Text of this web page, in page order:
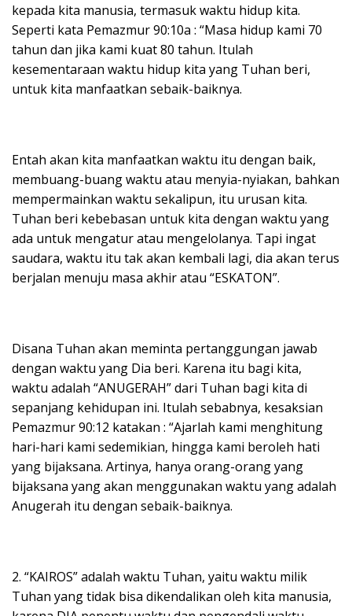
kepada kita manusia, termasuk waktu hidup kita.
Seperti kata Pemazmur 90:10a : “Masa hidup kami 70
tahun dan jika kami kuat 80 tahun. Itulah
kesementaraan waktu hidup kita yang Tuhan beri,
untuk kita manfaatkan sebaik-baiknya.
Entah akan kita manfaatkan waktu itu dengan baik,
membuang-buang waktu atau menyia-nyiakan, bahkan
mempermainkan waktu sekalipun, itu urusan kita.
Tuhan beri kebebasan untuk kita dengan waktu yang
ada untuk mengatur atau mengelolanya. Tapi ingat
saudara, waktu itu tak akan kembali lagi, dia akan terus
berjalan menuju masa akhir atau “ESKATON”.
Disana Tuhan akan meminta pertanggungan jawab
dengan waktu yang Dia beri. Karena itu bagi kita,
waktu adalah “ANUGERAH” dari Tuhan bagi kita di
sepanjang kehidupan ini. Itulah sebabnya, kesaksian
Pemazmur 90:12 katakan : “Ajarlah kami menghitung
hari-hari kami sedemikian, hingga kami beroleh hati
yang bijaksana. Artinya, hanya orang-orang yang
bijaksana yang akan menggunakan waktu yang adalah
Anugerah itu dengan sebaik-baiknya.
2. “KAIROS” adalah waktu Tuhan, yaitu waktu milik
Tuhan yang tidak bisa dikendalikan oleh kita manusia,